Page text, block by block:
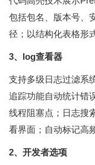
包括包名、版本号、
径；以结构化表格形
3、log查看器
支持多级日志过滤系
追踪功能自动统计错
线程阻塞点；日志搜
看界面；自动标记高
2、开发者选项